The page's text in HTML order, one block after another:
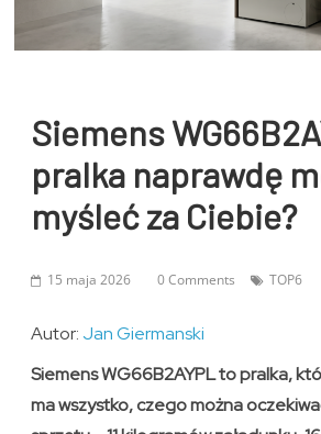
Siemens
pralka naprawdę
myśleć za Ciebie?
15 maja 2026 0 Comments TOP6
Autor: Jan Giermanski
Siemens WG66B2AYPL to pralka,
ma wszystko, czego można